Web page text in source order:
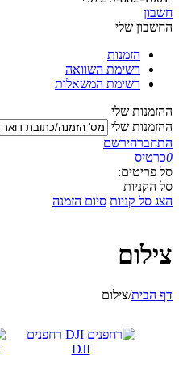
חשבון
החשבון שלי
הזמנות
רשימת השוואה
רשימת המשאלות
ההזמנות שלי
ההזמנות שלי
התחברהירשם
0כרטיס
סל פריטים:
סל הקניות
הצג סל קניות סיום הזמנה
צילום
דף הבית/צילום
רחפנים
DJI